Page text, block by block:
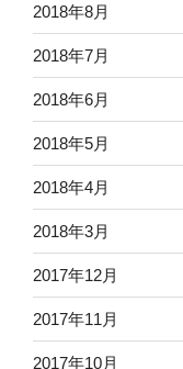
2018年8月
2018年7月
2018年6月
2018年5月
2018年4月
2018年3月
2017年12月
2017年11月
2017年10月